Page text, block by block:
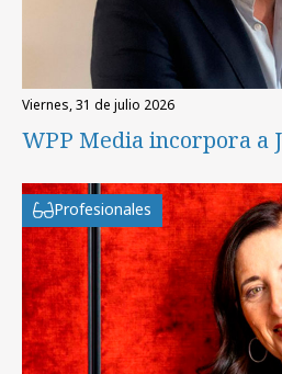
viernes, 31 de julio 2026
WPP Media incorpora a
Profesionales